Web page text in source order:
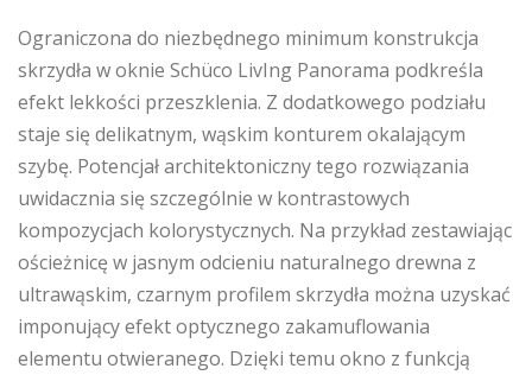
Ograniczona do niezbędnego minimum konstrukcja
skrzydła w oknie Schüco LivIng Panorama podkreśla
efekt lekkości przeszklenia. Z dodatkowego podziału
staje się delikatnym, wąskim konturem okalającym
szybę. Potencjał architektoniczny tego rozwiązania
uwidacznia się szczególnie w kontrastowych
kompozycjach kolorystycznych. Na przykład zestawiając
ościeżnicę w jasnym odcieniu naturalnego drewna z
ultrawąskim, czarnym profilem skrzydła można uzyskać
imponujący efekt optycznego zakamuflowania
elementu otwieranego. Dzięki temu okno z funkcją